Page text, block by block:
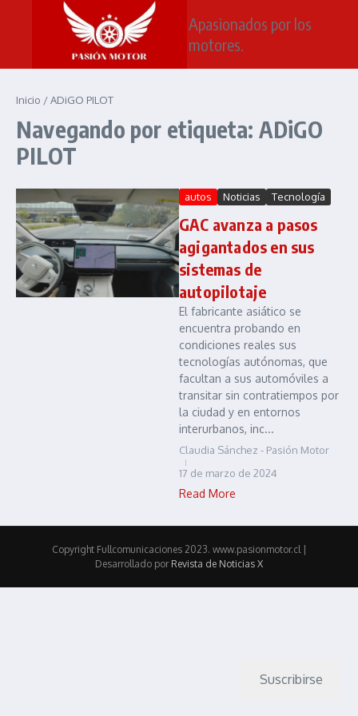
Saltar al contenido
Apasionados por los
motores.
Inicio /ADiGO PILOT
Navegando por etiqueta: ADiGO
PILOT
autos Noticias Tecnología
GAC avanza a pasos
agigantados en sus
sistemas de
autopilotaje
El fabricante asiático se
encuentra probando en
condiciones reales sus
tecnologías autónomas, que
facultan a sus automóviles a
transitar sin contratiempos por
la ciudad y en entornos
interurbanos, inc...
Claudia Sánchez - Pasión Motor
17 de marzo de 2024
Read More
Copyright Fullcomunicaciones 2023. www.pasionmotor.cl |
Desarrollado por Revista de Noticias X
Suscribirse